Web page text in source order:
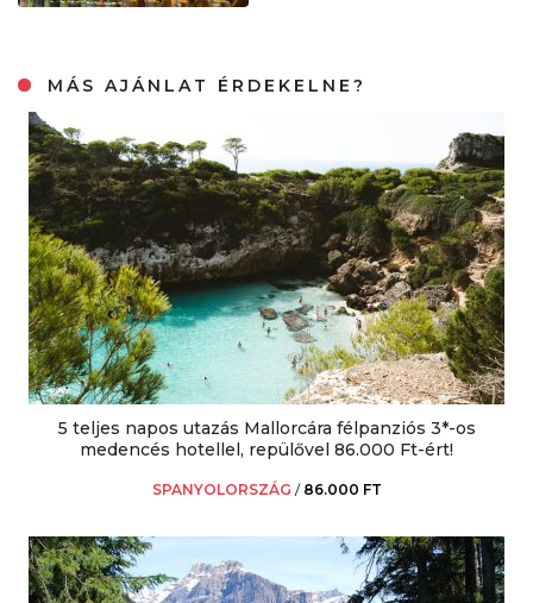
MÁS AJÁNLAT ÉRDEKELNE?
5 teljes napos utazás Mallorcára félpanziós 3*-os
medencés hotellel, repülővel 86.000 Ft-ért!
SPANYOLORSZÁG / 86.000 FT